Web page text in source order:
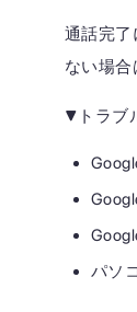
通話完了
ない場合
▼トラブ
パソ